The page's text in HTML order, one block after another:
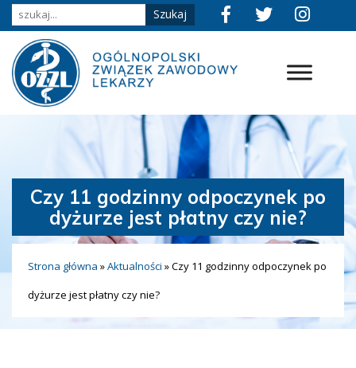
Czy 11 godzinny odpoczynek po
dyżurze jest płatny czy nie?
Strona główna »Aktualności »Czy 11 godzinny odpoczynek po
dyżurze jest płatny czy nie?